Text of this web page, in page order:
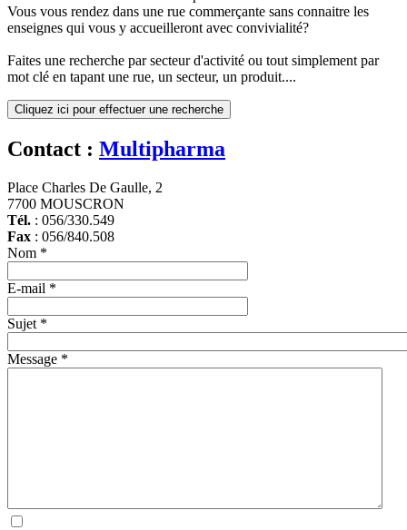
Vous vous rendez dans une rue commerçante sans connaitre les
enseignes qui vous y accueilleront avec convivialité?
Faites une recherche par secteur d'activité ou tout simplement par
mot clé en tapant une rue, un secteur, un produit....
Cliquez ici pour effectuer une recherche
Contact : Multipharma
Place Charles De Gaulle, 2
7700 MOUSCRON
Tél. : 056/330.549
Fax : 056/840.508
Nom *
E-mail *
Sujet *
Message *